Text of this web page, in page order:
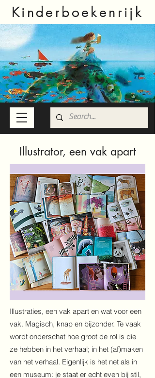
Kinderboekenrijk
Illustrator, een vak apart
Illustraties, een vak apart en wat voor een
vak. Magisch, knap en bijzonder. Te vaak
wordt onderschat hoe groot de rol is die
ze hebben in het verhaal; in het (af)maken
van het verhaal. Eigenlijk is het net als in
een museum: je staat er echt even bij stil,